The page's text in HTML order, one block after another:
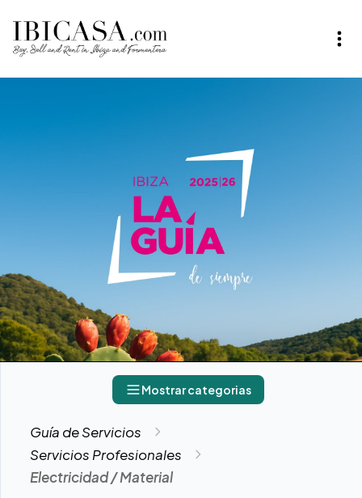
Mostrar categorias
Guía de Servicios
Servicios Profesionales
Electricidad / Material